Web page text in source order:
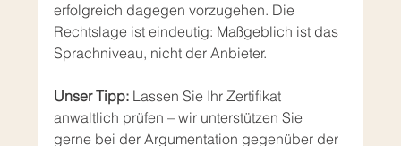
erfolgreich dagegen vorzugehen. Die
Rechtslage ist eindeutig: Maßgeblich ist das
Sprachniveau, nicht der Anbieter.
Unser Tipp: Lassen Sie Ihr Zertifikat
anwaltlich prüfen – wir unterstützen Sie
gerne bei der Argumentation gegenüber der